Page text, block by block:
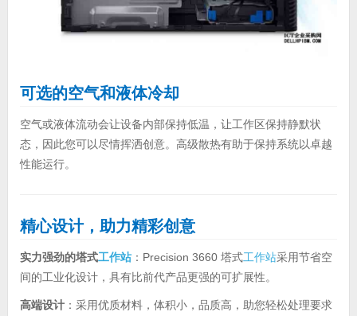
可选的空气和液体冷却
空气或液体流动会让设备内部保持低温，让工作区保持静默状
态，因此您可以尽情挥洒创意。高级散热有助于保持系统以卓越
性能运行。
精心设计，助力精彩创意
实力强劲的塔式工作站：Precision 3660 塔式工作站采用节省空
间的工业化设计，具有比前代产品更强的可扩展性。
高端设计：采用优质材料，体积小，品质高，助您轻松处理要求